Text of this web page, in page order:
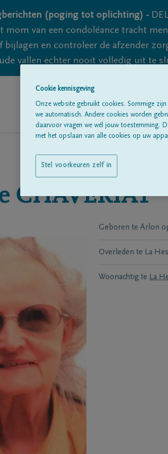
(poging tot oplichting) -
mom van een condoléance tracht
bijlagen en controleer de afzender
vallen echter nooit volledig uit te
CHAVERIAT
Geboren te Arlon
Overleden te La
Woonachtig te La
Cookie kennisgeving
Onze website gebruikt cookies. Sommige
we automatisch. Andere cookies worden
daarvoor vragen we wél jouw toestemming.
met het opslaan van alle cookies op uw
Stel voorkeuren zelf in